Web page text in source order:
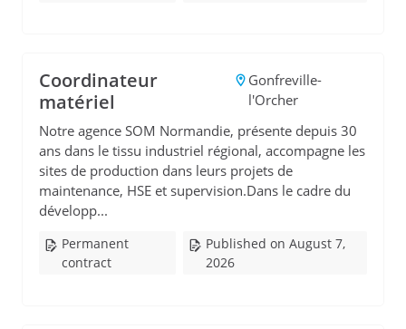
Coordinateur
matériel
Gonfreville-
l'Orcher
Notre agence SOM Normandie, présente depuis 30
ans dans le tissu industriel régional, accompagne les
sites de production dans leurs projets de
maintenance, HSE et supervision.Dans le cadre du
développ...
Permanent
contract
Published on August 7,
2026